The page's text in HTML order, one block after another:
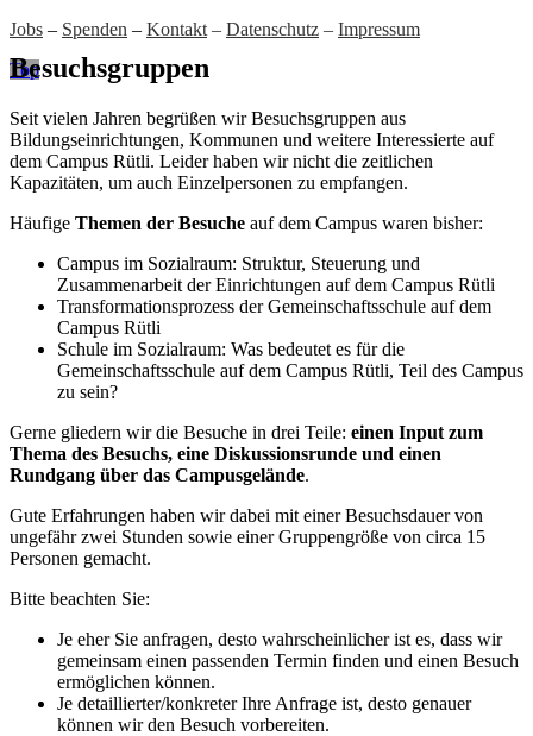
Jobs – Spenden – Kontakt – Datenschutz – Impressum
Top
Besuchsgruppen
Seit vielen Jahren begrüßen wir Besuchsgruppen aus
Bildungseinrichtungen, Kommunen und weitere Interessierte auf
dem Campus Rütli. Leider haben wir nicht die zeitlichen
Kapazitäten, um auch Einzelpersonen zu empfangen.
Häufige Themen der Besuche auf dem Campus waren bisher:
Campus im Sozialraum: Struktur, Steuerung und
Zusammenarbeit der Einrichtungen auf dem Campus Rütli
Transformationsprozess der Gemeinschaftsschule auf dem
Campus Rütli
Schule im Sozialraum: Was bedeutet es für die
Gemeinschaftsschule auf dem Campus Rütli, Teil des Campus
zu sein?
Gerne gliedern wir die Besuche in drei Teile: einen Input zum
Thema des Besuchs, eine Diskussionsrunde und einen
Rundgang über das Campusgelände.
Gute Erfahrungen haben wir dabei mit einer Besuchsdauer von
ungefähr zwei Stunden sowie einer Gruppengröße von circa 15
Personen gemacht.
Bitte beachten Sie:
Je eher Sie anfragen, desto wahrscheinlicher ist es, dass wir
gemeinsam einen passenden Termin finden und einen Besuch
ermöglichen können.
Je detaillierter/konkreter Ihre Anfrage ist, desto genauer
können wir den Besuch vorbereiten.